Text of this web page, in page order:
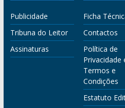
Publicidade
Tribuna do Leitor
Assinaturas
Ficha
Contactos
Política de
Privacidade
Termos e
Condições
Estatuto